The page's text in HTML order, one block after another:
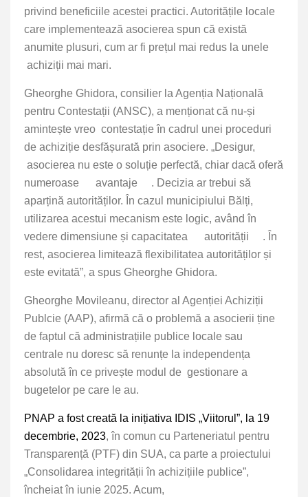
privind beneficiile acestei practici. Autoritățile locale
care implementează asocierea spun că există
anumite plusuri, cum ar fi prețul mai redus la unele
achiziții mai mari.
Gheorghe Ghidora, consilier la Agenția Națională
pentru Contestații (ANSC), a menționat că nu-și
amintește vreo contestație în cadrul unei proceduri
de achiziție desfășurată prin asociere. „Desigur,
asocierea nu este o soluție perfectă, chiar dacă oferă
numeroase avantaje . Decizia ar trebui să
aparțină autorităților. În cazul municipiului Bălți,
utilizarea acestui mecanism este logic, având în
vedere dimensiune și capacitatea autorității . În
rest, asocierea limitează flexibilitatea autorităților și
este evitată”, a spus Gheorghe Ghidora.
Gheorghe Movileanu, director al Agenției Achiziții
Publcie (AAP), afirmă că o problemă a asocierii ține
de faptul că administrațiile publice locale sau
centrale nu doresc să renunțe la independența
absolută în ce privește modul de gestionare a
bugetelor pe care le au.
PNAP a fost creată la inițiativa IDIS „Viitorul”, la 19
decembrie, 2023, în comun cu Parteneriatul pentru
Transparență (PTF) din SUA, ca parte a proiectului
„Consolidarea integrității în achizițiile publice”,
încheiat în iunie 2025. Acum,